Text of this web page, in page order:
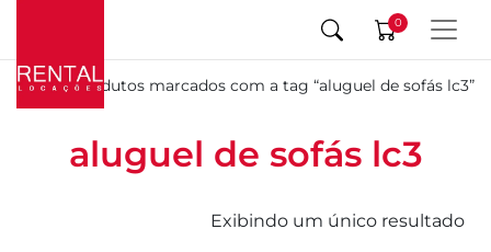
0
Início/ Produtos marcados com a tag “aluguel de sofás lc3”
aluguel de sofás lc3
Exibindo um único resultado